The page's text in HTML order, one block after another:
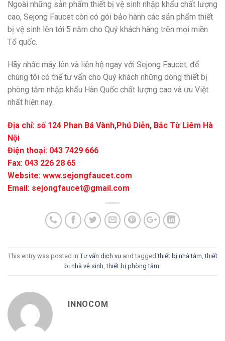
Ngoài những sản phẩm thiết bị vệ sinh nhập khẩu chất lượng
cao, Sejong Faucet còn có gói bảo hành các sản phẩm thiết
bị vệ sinh lên tới 5 năm cho Quý khách hàng trên mọi miền
Tổ quốc.
Hãy nhấc máy lên và liên hệ ngay với Sejong Faucet, để
chúng tôi có thể tư vấn cho Quý khách những dòng thiết bị
phòng tắm nhập khẩu Hàn Quốc chất lượng cao và ưu Việt
nhất hiện nay.
Địa chỉ: số 124 Phan Bá Vành,Phú Diễn, Bắc Từ Liêm Hà
Nội
Điện thoại: 043 7429 666
Fax: 043 226 28 65
Website: www.sejongfaucet.com
Email: sejongfaucet@gmail.com
This entry was posted in Tư vấn dịch vụand taggedthiết bị nhà tắm ,thiết
bị nhà vệ sinh ,thiết bị phòng tắm
INNOCOM